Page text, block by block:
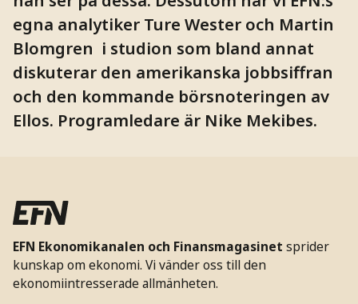
egna analytiker Ture Wester och Martin
Blomgren i studion som bland annat
diskuterar den amerikanska jobbsiffran
och den kommande börsnoteringen av
Ellos. Programledare är Nike Mekibes.
EFN Ekonomikanalen och Finansmagasinet sprider
kunskap om ekonomi. Vi vänder oss till den
ekonomiintresserade allmänheten.